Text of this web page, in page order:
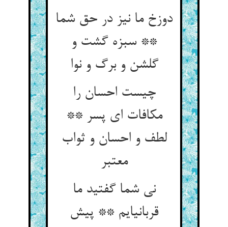
دوزخ ما نیز در حق شما
** سبزه گشت و
گلشن و برگ و نوا
چیست احسان را
مکافات ای پسر **
لطف و احسان و ثواب
معتبر
نی شما گفتید ما
قربانی‏ایم ** پیش